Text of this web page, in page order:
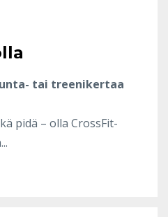
tai treenikertaa
pidä – olla CrossFit-